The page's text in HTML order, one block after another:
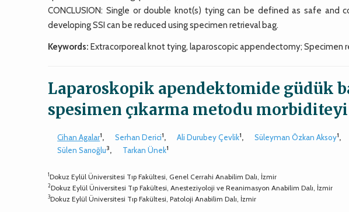
CONCLUSION: Single or double knot(s) tying can be defined as safe
developing SSI can be reduced using specimen retrieval bag.
Keywords: Extracorporeal knot tying, laparoscopic appendectomy; Specimen
Laparoskopik apendektomide güdük
spesimen çıkarma metodu
Cihan Agalar1, Serhan Derici1, Ali Durubey Çevlik1, Süleyman Özkan Aksoy1,
Sülen Sarıoğlu3, Tarkan Ünek1
1Dokuz Eylül Üniversitesi Tıp Fakültesi, Genel Cerrahi Anabilim Dalı, İzmir
2Dokuz Eylül Üniversitesi Tıp Fakültesi, Anesteziyoloji ve Reanimasyon Anabilim Dalı, İzmir
3Dokuz Eylül Üniversitesi Tıp Fakültesi, Patoloji Anabilim Dalı, İzmir